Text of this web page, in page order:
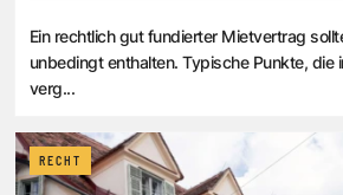
Ein rechtlich gut fundierter Mietvertrag
unbedingt enthalten. Typische Punkte, die
verg...
RECHT